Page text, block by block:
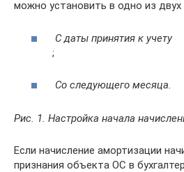
можно установить в одно из двух
С даты принятия к учету
;
Со следующего месяца.
Рис. 1. Настройка начала
Если начисление амортизации
признания объекта ОС в